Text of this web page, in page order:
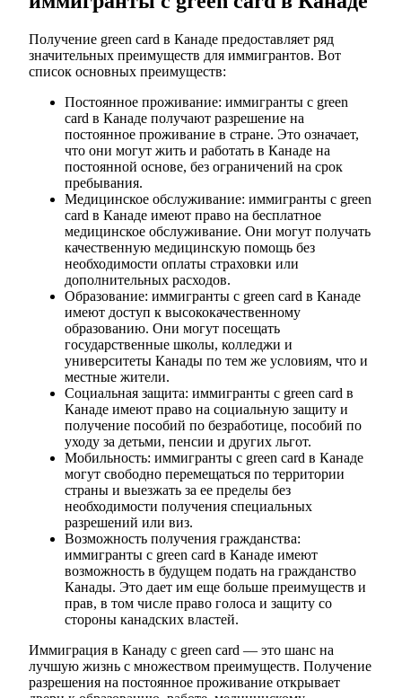
Получение green card в Канаде предоставляет ряд
значительных преимуществ для иммигрантов. Вот
список основных преимуществ:
Постоянное проживание: иммигранты с green
card в Канаде получают разрешение на
постоянное проживание в стране. Это означает,
что они могут жить и работать в Канаде на
постоянной основе, без ограничений на срок
пребывания.
Медицинское обслуживание: иммигранты с green
card в Канаде имеют право на бесплатное
медицинское обслуживание. Они могут получать
качественную медицинскую помощь без
необходимости оплаты страховки или
дополнительных расходов.
Образование: иммигранты с green card в Канаде
имеют доступ к высококачественному
образованию. Они могут посещать
государственные школы, колледжи и
университеты Канады по тем же условиям, что и
местные жители.
Социальная защита: иммигранты с green card в
Канаде имеют право на социальную защиту и
получение пособий по безработице, пособий по
уходу за детьми, пенсии и других льгот.
Мобильность: иммигранты с green card в Канаде
могут свободно перемещаться по территории
страны и выезжать за ее пределы без
необходимости получения специальных
разрешений или виз.
Возможность получения гражданства:
иммигранты с green card в Канаде имеют
возможность в будущем подать на гражданство
Канады. Это дает им еще больше преимуществ и
прав, в том числе право голоса и защиту со
стороны канадских властей.
Иммиграция в Канаду с green card — это шанс на
лучшую жизнь с множеством преимуществ. Получение
разрешения на постоянное проживание открывает